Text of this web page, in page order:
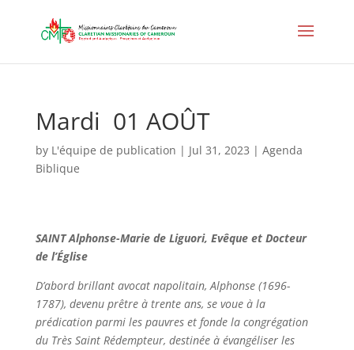
Mardi 01 AOÛT
by L'équipe de publication | Jul 31, 2023 | Agenda
Biblique
SAINT Alphonse-Marie de Liguori, Evêque et Docteur
de l’Église
D’abord brillant avocat napolitain, Alphonse (1696-
1787), devenu prêtre à trente ans, se voue à la
prédication parmi les pauvres et fonde la congrégation
du Très Saint Rédempteur, destinée à évangéliser les